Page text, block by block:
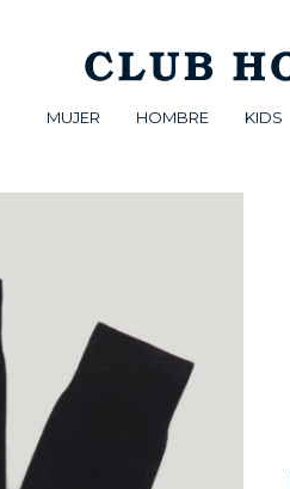
MUJER HOMBRE KIDS